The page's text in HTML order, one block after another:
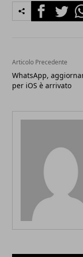
FacebookTwitter
Articolo Precedente
WhatsApp,
per iOS è arrivato